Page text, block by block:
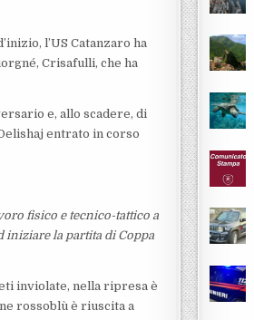
l’US Catanzaro ha
Crisafulli, che ha
e, allo scadere, di
entrato in corso
fisico etecnico-tattico a
iniziare la partita di Coppa
inviolate, nella ripresa è
rossoblù è riuscita a